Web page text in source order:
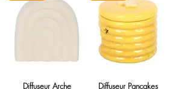
Diffuseur Arche Diffuseur Pancakes